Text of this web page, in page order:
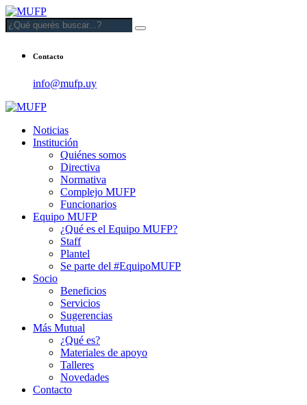
Contacto
info@mufp.uy
Noticias
Institución
Quiénes somos
Directiva
Normativa
Complejo MUFP
Funcionarios
Equipo MUFP
¿Qué es el Equipo MUFP?
Staff
Plantel
Se parte del #EquipoMUFP
Socio
Beneficios
Servicios
Sugerencias
Más Mutual
¿Qué es?
Materiales de apoyo
Talleres
Novedades
Contacto